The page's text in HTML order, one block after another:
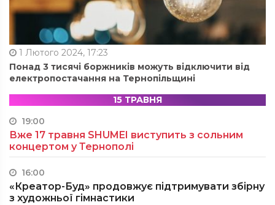
1 Лютого 2024, 17:23
Понад 3 тисячі боржників можуть відключити від
електропостачання на Тернопільщині
15 ТРАВНЯ
19:00
Вже 17 травня SHUMEI виступить з сольним
концертом у Тернополі
16:00
«Креатор-Буд» продовжує підтримувати збірну
з художньої гімнастики